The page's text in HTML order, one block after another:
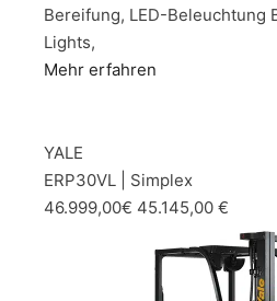
Bereifung, LED-Beleuchtung
Lights,
Mehr erfahren
YALE
ERP30VL | Simplex
46.999,00€ 45.145,00 €